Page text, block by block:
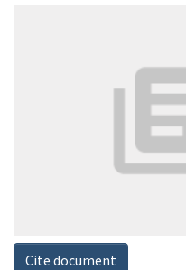
Cite document